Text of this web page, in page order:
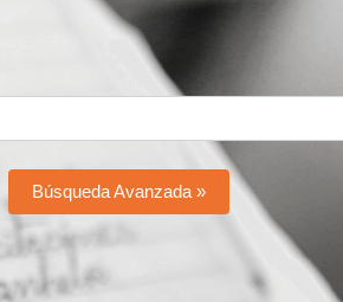
Búsqueda Avanzada »